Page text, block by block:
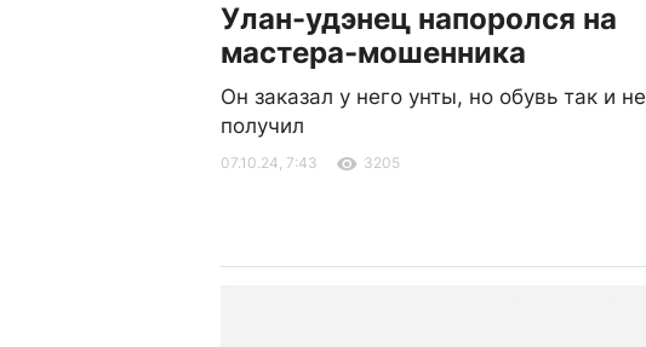
Улан-удэнец напоролся на
мастера-мошенника
Он заказал у него унты, но обувь так и не
получил
07.10.24, 7:43 3205